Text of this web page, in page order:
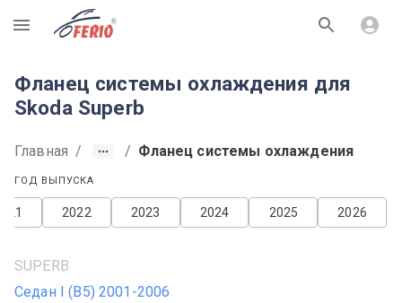
R
Фланец системы охлаждения для
Skoda Superb
Главная / / Фланец системы охлаждения
ГОД ВЫПУСКА
2026
2025
2024
2023
2022
SUPERB
Седан I (B5) 2001-2006